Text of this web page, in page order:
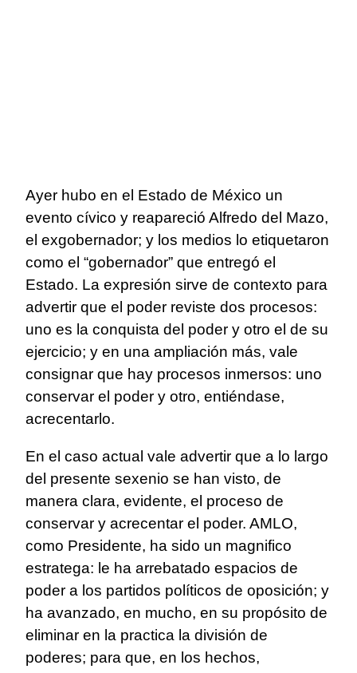
Ayer hubo en el Estado de México un
evento cívico y reapareció Alfredo del Mazo,
el exgobernador; y los medios lo etiquetaron
como el “gobernador” que entregó el
Estado. La expresión sirve de contexto para
advertir que el poder reviste dos procesos:
uno es la conquista del poder y otro el de su
ejercicio; y en una ampliación más, vale
consignar que hay procesos inmersos: uno
conservar el poder y otro, entiéndase,
acrecentarlo.
En el caso actual vale advertir que a lo largo
del presente sexenio se han visto, de
manera clara, evidente, el proceso de
conservar y acrecentar el poder. AMLO,
como Presidente, ha sido un magnifico
estratega: le ha arrebatado espacios de
poder a los partidos políticos de oposición; y
ha avanzado, en mucho, en su propósito de
eliminar en la practica la división de
poderes; para que, en los hechos,